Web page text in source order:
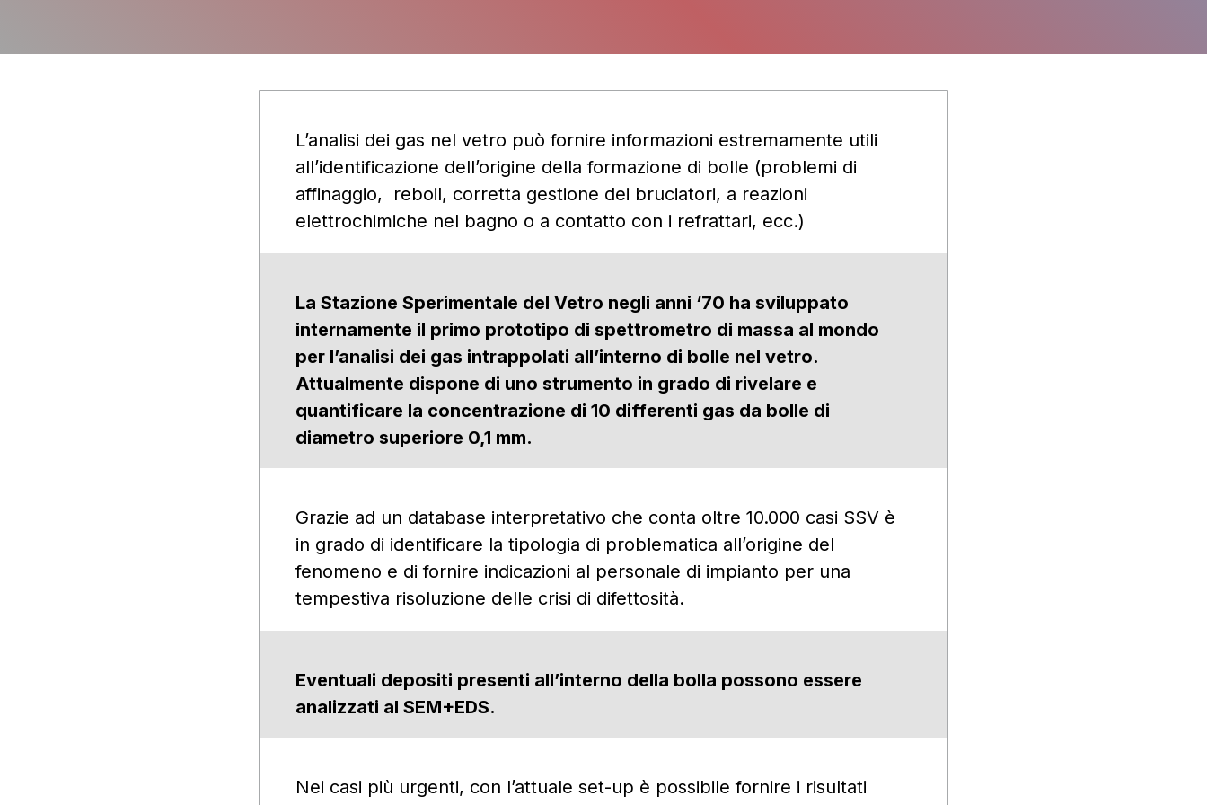
L’analisi dei gas nel vetro può fornire informazioni estremamente utili
all’identificazione dell’origine della formazione di bolle (problemi di
affinaggio, reboil, corretta gestione dei bruciatori, a reazioni
elettrochimiche nel bagno o a contatto con i refrattari, ecc.)
La Stazione Sperimentale del Vetro negli anni ‘70 ha sviluppato
internamente il primo prototipo di spettrometro di massa al mondo
per l’analisi dei gas intrappolati all’interno di bolle nel vetro.
Attualmente dispone di uno strumento in grado di rivelare e
quantificare la concentrazione di 10 differenti gas da bolle di
diametro superiore 0,1 mm.
Grazie ad un database interpretativo che conta oltre 10.000 casi SSV è
in grado di identificare la tipologia di problematica all’origine del
fenomeno e di fornire indicazioni al personale di impianto per una
tempestiva risoluzione delle crisi di difettosità.
Eventuali depositi presenti all’interno della bolla possono essere
analizzati al SEM+EDS.
Nei casi più urgenti, con l’attuale set-up è possibile fornire i risultati